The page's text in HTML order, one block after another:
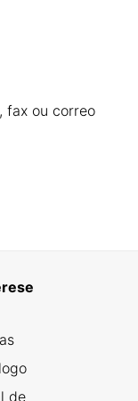
fax ou correo
de